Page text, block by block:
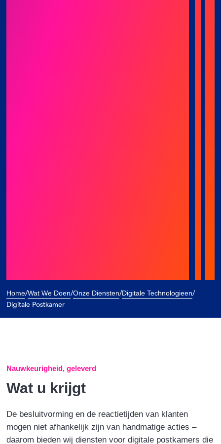
Home/Wat We Doen/Onze Diensten/Digitale Technologieen/
Digitale Postkamer
Nauwkeurigheid, geleverd
Wat u krijgt
De besluitvorming en de reactietijden van klanten
mogen niet afhankelijk zijn van handmatige acties –
daarom bieden wij diensten voor digitale postkamers die